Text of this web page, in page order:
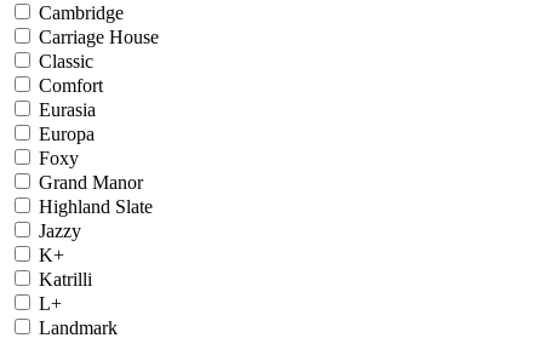
Cambridge
Carriage House
Classic
Comfort
Eurasia
Europa
Foxy
Grand Manor
Highland Slate
Jazzy
K+
Katrilli
L+
Landmark